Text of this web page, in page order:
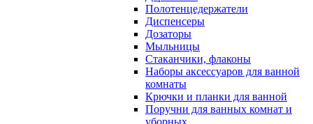
Полотенцедержатели
Диспенсеры
Дозаторы
Мыльницы
Стаканчики, флаконы
Наборы аксессуаров для ванной
комнаты
Крючки и планки для ванной
Поручни для ванных комнат и
уборных